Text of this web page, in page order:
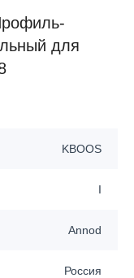
для
KBOOS
I
Annod
Россия